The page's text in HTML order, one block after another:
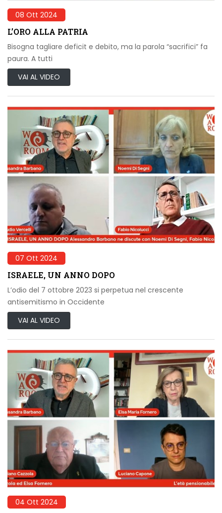
08 Ott 2024
L’ORO ALLA PATRIA
Bisogna tagliare deficit e debito, ma la parola “sacrifici” fa
paura. A tutti
VAI AL VIDEO
07 Ott 2024
ISRAELE, UN ANNO DOPO
L’odio del 7 ottobre 2023 si perpetua nel crescente
antisemitismo in Occidente
VAI AL VIDEO
04 Ott 2024